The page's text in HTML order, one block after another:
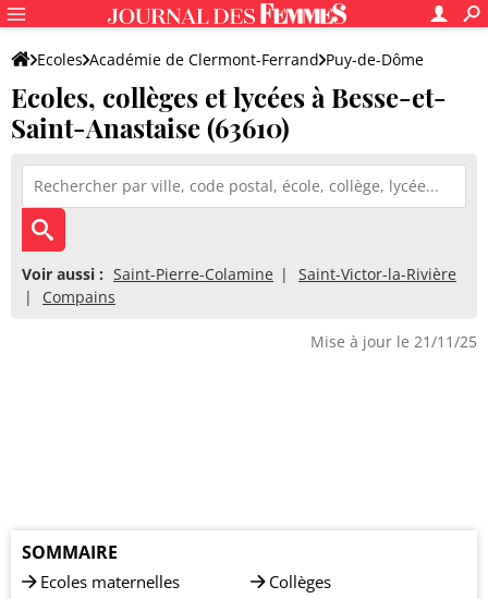
Ecoles Académie de Clermont-Ferrand Puy-de-Dôme
Ecoles, collèges et lycées à Besse-et-
Saint-Anastaise (63610)
Voir aussi : Saint-Pierre-Colamine
Saint-Victor-la-Rivière
Compains
Mise à jour le 21/11/25
SOMMAIRE
Ecoles maternelles
Collèges